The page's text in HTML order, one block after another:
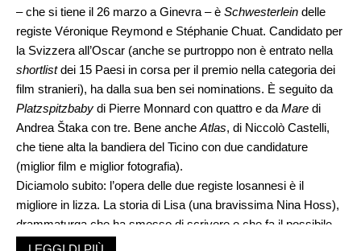
– che si tiene il 26 marzo a Ginevra – è Schwesterlein delle
registe Véronique Reymond e Stéphanie Chuat. Candidato per
la Svizzera all’Oscar (anche se purtroppo non è entrato nella
shortlistdei 15 Paesi in corsa per il premio nella categoria dei
film stranieri), ha dalla sua ben sei nominations. È seguito da
Platzspitzbaby di Pierre Monnard con quattro e da Mare di
Andrea Štaka con tre. Bene anche Atlas, di Niccolò Castelli,
che tiene alta la bandiera del Ticino con due candidature
(miglior film e miglior fotografia).
Diciamolo subito: l’opera delle due registe losannesi è il
migliore in lizza. La storia di Lisa (una bravissima Nina Hoss),
drammaturga che ha smesso di scrivere e che fa il possibile
per far risalire sul palco il fratello attore gravemente malato di